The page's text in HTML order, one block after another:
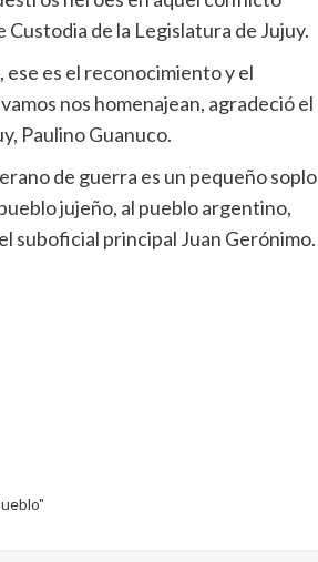
de la Legislatura de Jujuy.
ese es el reconocimiento y el
nos homenajean, agradeció el
Paulino Guanuco.
de guerra es un pequeño soplo
jujeño, al pueblo argentino,
suboficial principal Juan Gerónimo.